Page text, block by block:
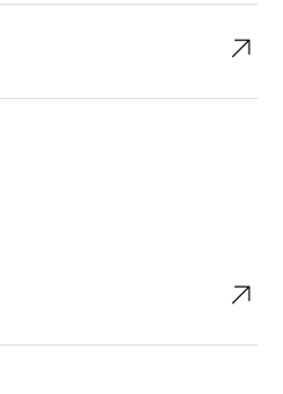
↗︎
↗︎